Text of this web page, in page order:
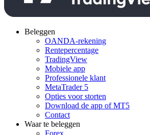
Beleggen
OANDA-rekening
Rentepercentage
TradingView
Mobiele app
Professionele klant
MetaTrader 5
Opties voor storten
Download de app of MT5
Contact
Waar te beleggen
Forex